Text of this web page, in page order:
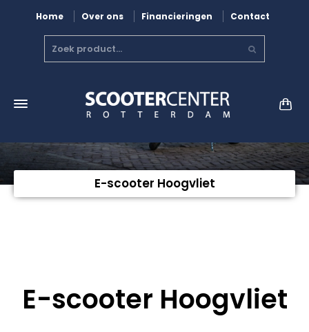
Home Over ons Financieringen Contact
E-scooter Hoogvliet
E-scooter Hoogvliet